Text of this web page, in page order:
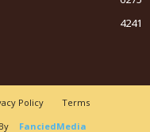
4241
Policy
Terms
FanciedMedia